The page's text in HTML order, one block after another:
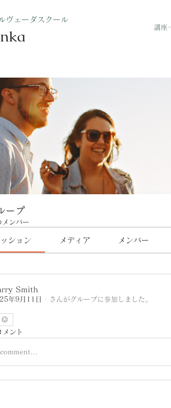
ヴェーダスクール
講座
ープ
ンバー
ション メディア メンバー
Smith
年9月11日 · さんがグループに参加しました。
メント